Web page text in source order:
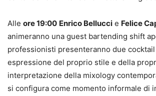
Alle ore 19:00 Enrico Bellucci e Felice
animeranno una guest bartending shift
professionisti presenteranno due
espressione del proprio stile e della
interpretazione della mixology
si configura come momento informale di